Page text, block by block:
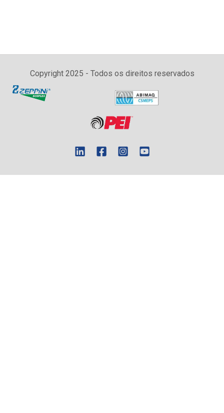
Copyright 2025 - Todos os direitos reservados